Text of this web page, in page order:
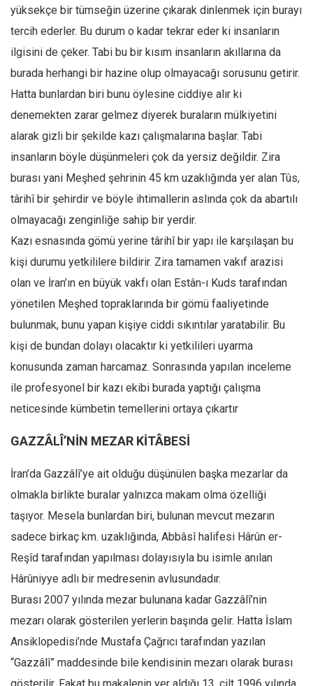
Kitap
Karisi kitap sualleri
7 soruda bu hafta
Ekonomi
Spor
Manzara
Sağlık
Hayat
Türkiye
Siyaset
Dünya
Avrupa
Asya
Afrika
İslam Dünyası
Düşünce
Dosyalar
yüksekçe bir tümseğin üzerine çıkarak dinlenmek için burayı
tercih ederler. Bu durum o kadar tekrar eder ki insanların
ilgisini de çeker. Tabi bu bir kısım insanların akıllarına da
burada herhangi bir hazine olup olmayacağı sorusunu getirir.
Hatta bunlardan biri bunu öylesine ciddiye alır ki
denemekten zarar gelmez diyerek buraların mülkiyetini
alarak gizli bir şekilde kazı çalışmalarına başlar. Tabi
insanların böyle düşünmeleri çok da yersiz değildir. Zira
burası yani Meşhed şehrinin 45 km uzaklığında yer alan Tûs,
târihî bir şehirdir ve böyle ihtimallerin aslında çok da abartılı
olmayacağı zenginliğe sahip bir yerdir.
Kazı esnasında gömü yerine târihî bir yapı ile karşılaşan bu
kişi durumu yetkililere bildirir. Zira tamamen vakıf arazisi
olan ve İran’ın en büyük vakfı olan Estân-ı Kuds tarafından
yönetilen Meşhed topraklarında bir gömü faaliyetinde
bulunmak, bunu yapan kişiye ciddi sıkıntılar yaratabilir. Bu
kişi de bundan dolayı olacaktır ki yetkilileri uyarma
konusunda zaman harcamaz. Sonrasında yapılan inceleme
ile profesyonel bir kazı ekibi burada yaptığı çalışma
neticesinde kümbetin temellerini ortaya çıkartır
GAZZÂLÎ’NİN MEZAR KİTÂBESİ
İran’da Gazzâlî’ye ait olduğu düşünülen başka mezarlar da
olmakla birlikte buralar yalnızca makam olma özelliği
taşıyor. Mesela bunlardan biri, bulunan mevcut mezarın
sadece birkaç km. uzaklığında, Abbâsî halifesi Hârûn er-
Reşîd tarafından yapılması dolayısıyla bu isimle anılan
Hârûniyye adlı bir medresenin avlusundadır.
Burası 2007 yılında mezar bulunana kadar Gazzâlî’nin
mezarı olarak gösterilen yerlerin başında gelir. Hatta İslam
Ansiklopedisi’nde Mustafa Çağrıcı tarafından yazılan
“Gazzâlî” maddesinde bile kendisinin mezarı olarak burası